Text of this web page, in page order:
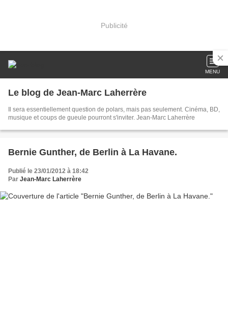
Publicité
MENU
Le blog de Jean-Marc Laherrère
Il sera essentiellement question de polars, mais pas seulement. Cinéma, BD,
musique et coups de gueule pourront s'inviter. Jean-Marc Laherrère
Bernie Gunther, de Berlin à La Havane.
Publié le 23/01/2012 à 18:42
Par Jean-Marc Laherrère